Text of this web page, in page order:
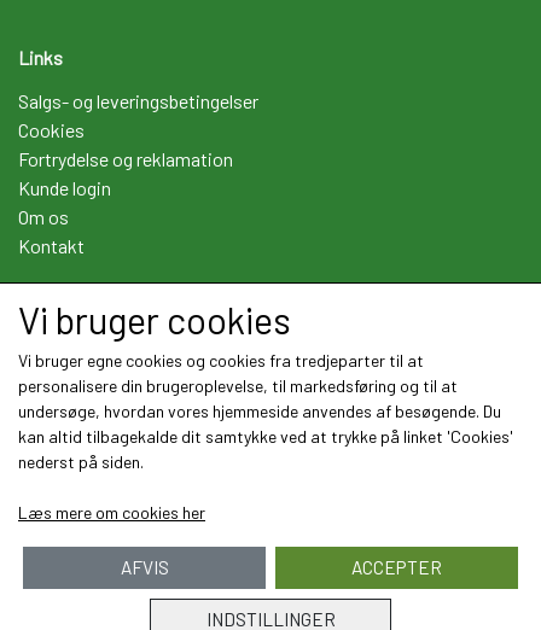
Links
Salgs- og leveringsbetingelser
Cookies
Fortrydelse og reklamation
Kunde login
Om os
Kontakt
Sociale medier
Vi bruger cookies
Vi bruger egne cookies og cookies fra tredjeparter til at
personalisere din brugeroplevelse, til markedsføring og til at
undersøge, hvordan vores hjemmeside anvendes af besøgende. Du
kan altid tilbagekalde dit samtykke ved at trykke på linket 'Cookies'
nederst på siden.
Læs mere om cookies her
INDSTILLINGER
AFVIS ACCEPTER